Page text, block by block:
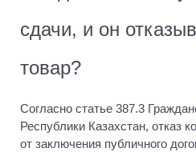
сдачи, и он
товар?
Согласно статье 387.3
Республики Казахстан, отказ
от заключения публичного